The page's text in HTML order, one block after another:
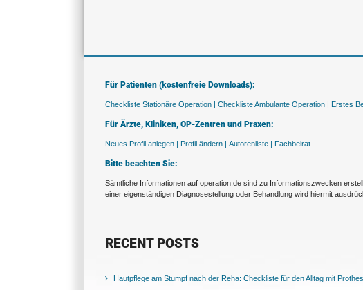
Für Patienten (kostenfreie Downloads):
Checkliste Stationäre Operation | Checkliste Ambulante Operation | Erstes
Für Ärzte, Kliniken, OP-Zentren und Praxen:
Neues Profil anlegen | Profil ändern | Autorenliste | Fachbeirat
Bitte beachten Sie:
Sämtliche Informationen auf operation.de sind zu Informationszwecken
einer eigenständigen Diagnosestellung oder Behandlung wird hiermit
RECENT POSTS
Hautpflege am Stumpf nach der Reha: Checkliste für den Alltag mit